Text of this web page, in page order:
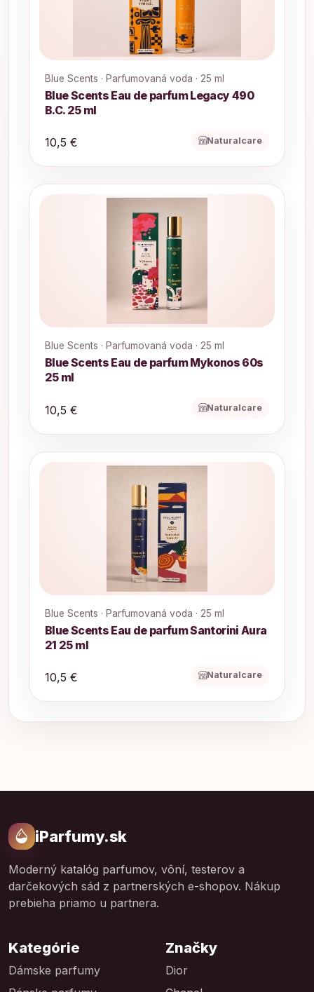
Blue Scents · Parfumovaná voda · 25 ml
Blue Scents Eau de parfum Legacy 490
B.C. 25 ml
10,5 € Naturalcare
Blue Scents · Parfumovaná voda · 25 ml
Blue Scents Eau de parfum Mykonos 60s
25 ml
10,5 € Naturalcare
Blue Scents · Parfumovaná voda · 25 ml
Blue Scents Eau de parfum Santorini Aura
21 25 ml
10,5 € Naturalcare
iParfumy.sk
Moderný katalóg parfumov, vôní, testerov a
darčekových sád z partnerských e-shopov. Nákup
prebieha priamo u partnera.
Kategórie
Dámske parfumy
Značky
Dior